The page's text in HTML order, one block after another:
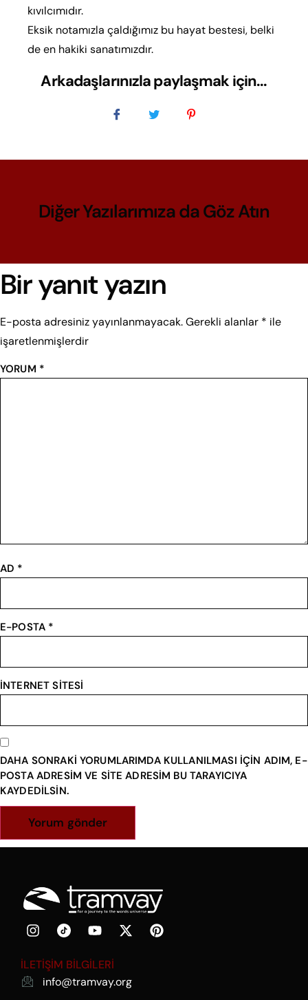
kıvılcımıdır.
Eksik notamızla çaldığımız bu hayat bestesi, belki
de en hakiki sanatımızdır.
Arkadaşlarınızla paylaşmak için...
Diğer Yazılarımıza da Göz Atın
Bir yanıt yazın
E-posta adresiniz yayınlanmayacak.Gerekli alanlar * ile
işaretlenmişlerdir
YORUM *
AD *
E-POSTA *
İNTERNET SITESI
DAHA SONRAKI YORUMLARIMDA KULLANILMASI IÇIN ADIM, E-
POSTA ADRESIM VE SITE ADRESIM BU TARAYICIYA
KAYDEDILSIN.
İLETİŞİM BİLGİLERİ
info@tramvay.org